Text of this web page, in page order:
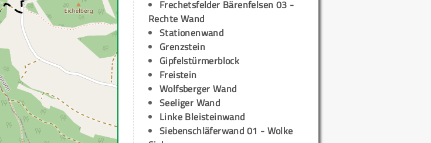
Frechetsfelder Bärenfelsen 03 -
Rechte Wand
Stationenwand
Grenzstein
Gipfelstürmerblock
Freistein
Wolfsberger Wand
Seeliger Wand
Linke Bleisteinwand
Siebenschläferwand 01 - Wolke